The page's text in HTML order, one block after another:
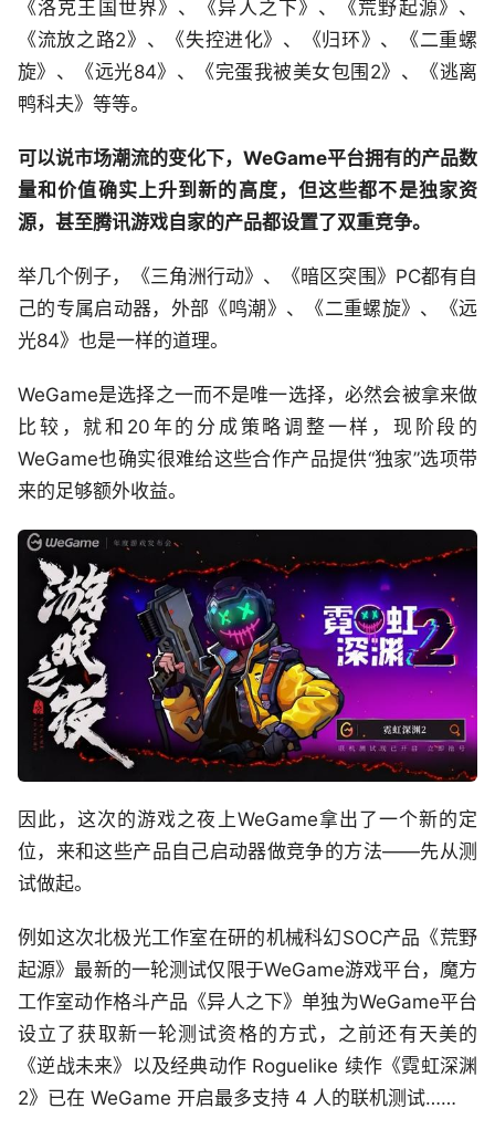
《洛克王国世界》、《异人之下》、《荒野起源》、
《流放之路2》、《失控进化》、《归环》、《二重螺
旋》、《远光84》、《完蛋我被美女包围2》、《逃离
鸭科夫》等等。
可以说市场潮流的变化下，WeGame平台拥有的产品数
量和价值确实上升到新的高度，但这些都不是独家资
源，甚至腾讯游戏自家的产品都设置了双重竞争。
举几个例子，《三角洲行动》、《暗区突围》PC都有自
己的专属启动器，外部《鸣潮》、《二重螺旋》、《远
光84》也是一样的道理。
WeGame是选择之一而不是唯一选择，必然会被拿来做
比较，就和20年的分成策略调整一样，现阶段的
WeGame也确实很难给这些合作产品提供“独家”选项带
来的足够额外收益。
因此，这次的游戏之夜上WeGame拿出了一个新的定
位，来和这些产品自己启动器做竞争的方法——先从测
试做起。
例如这次北极光工作室在研的机械科幻SOC产品《荒野
起源》最新的一轮测试仅限于WeGame游戏平台，魔方
工作室动作格斗产品《异人之下》单独为WeGame平台
设立了获取新一轮测试资格的方式，之前还有天美的
《逆战未来》以及经典动作 Roguelike 续作《霓虹深渊
2》已在 WeGame 开启最多支持 4 人的联机测试……